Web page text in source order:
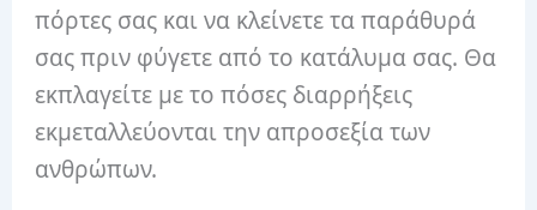
πόρτες σας και να κλείνετε τα παράθυρά
σας πριν φύγετε από το κατάλυμα σας. Θα
εκπλαγείτε με το πόσες διαρρήξεις
εκμεταλλεύονται την απροσεξία των
ανθρώπων.